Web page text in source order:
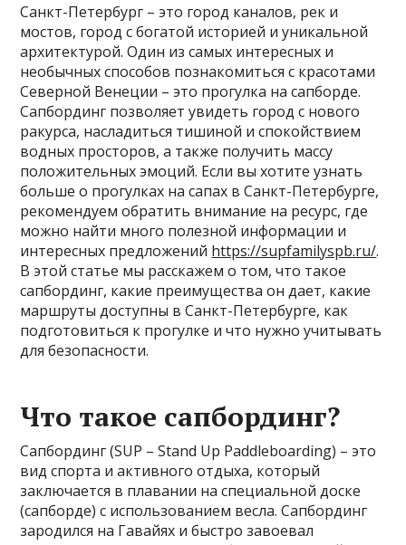
Санкт-Петербург – это город каналов, рек и
мостов, город с богатой историей и уникальной
архитектурой. Один из самых интересных и
необычных способов познакомиться с красотами
Северной Венеции – это прогулка на сапборде.
Сапбординг позволяет увидеть город с нового
ракурса, насладиться тишиной и спокойствием
водных просторов, а также получить массу
положительных эмоций. Если вы хотите узнать
больше о прогулках на сапах в Санкт-Петербурге,
рекомендуем обратить внимание на ресурс, где
можно найти много полезной информации и
интересных предложений https://supfamilyspb.ru/.
В этой статье мы расскажем о том, что такое
сапбординг, какие преимущества он дает, какие
маршруты доступны в Санкт-Петербурге, как
подготовиться к прогулке и что нужно учитывать
для безопасности.
Что такое сапбординг?
Сапбординг (SUP – Stand Up Paddleboarding) – это
вид спорта и активного отдыха, который
заключается в плавании на специальной доске
(сапборде) с использованием весла. Сапбординг
зародился на Гавайях и быстро завоевал